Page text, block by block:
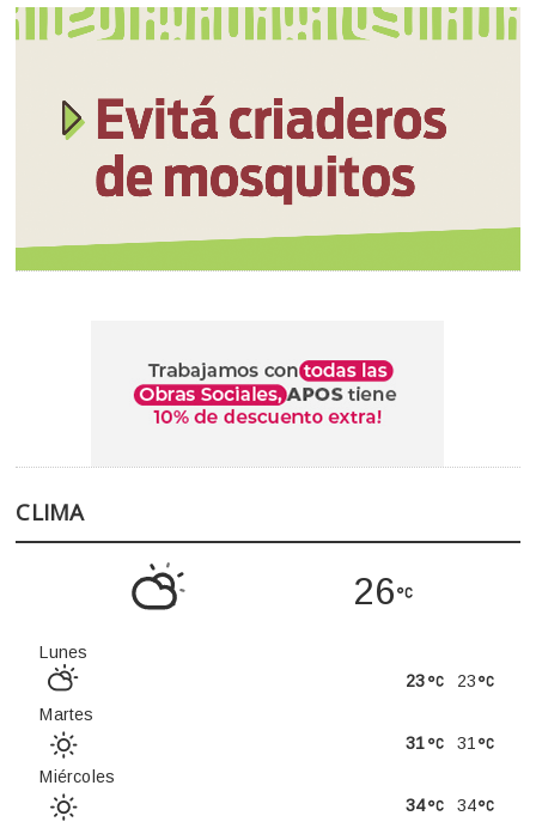
CLIMA
26
Lunes
23
23
Martes
31
31
Miércoles
34
34